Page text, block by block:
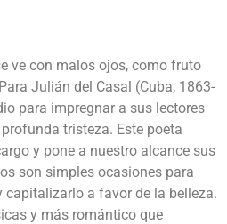
ve con malos ojos, como fruto
Julián del Casal (Cuba, 1863-
para impregnar a sus lectores
tristeza. Este poeta
y pone a nuestro alcance sus
son simples ocasiones para
a favor de la belleza.
y más romántico que